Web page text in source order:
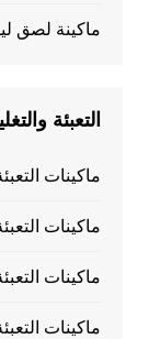
ماكينة لصق
التعبئة
ماكينات
ماكينات
ماكينات
ماكينات